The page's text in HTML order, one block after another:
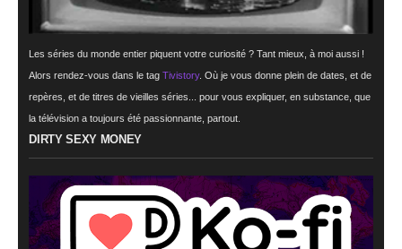
Les séries du monde entier piquent votre curiosité ? Tant mieux, à moi aussi !
Alors rendez-vous dans le tagTivistory. Où je vous donne plein de dates, et de
repères, et de titres de vieilles séries... pour vous expliquer, en substance, que
la télévision a toujours été passionnante, partout.
DIRTY SEXY MONEY